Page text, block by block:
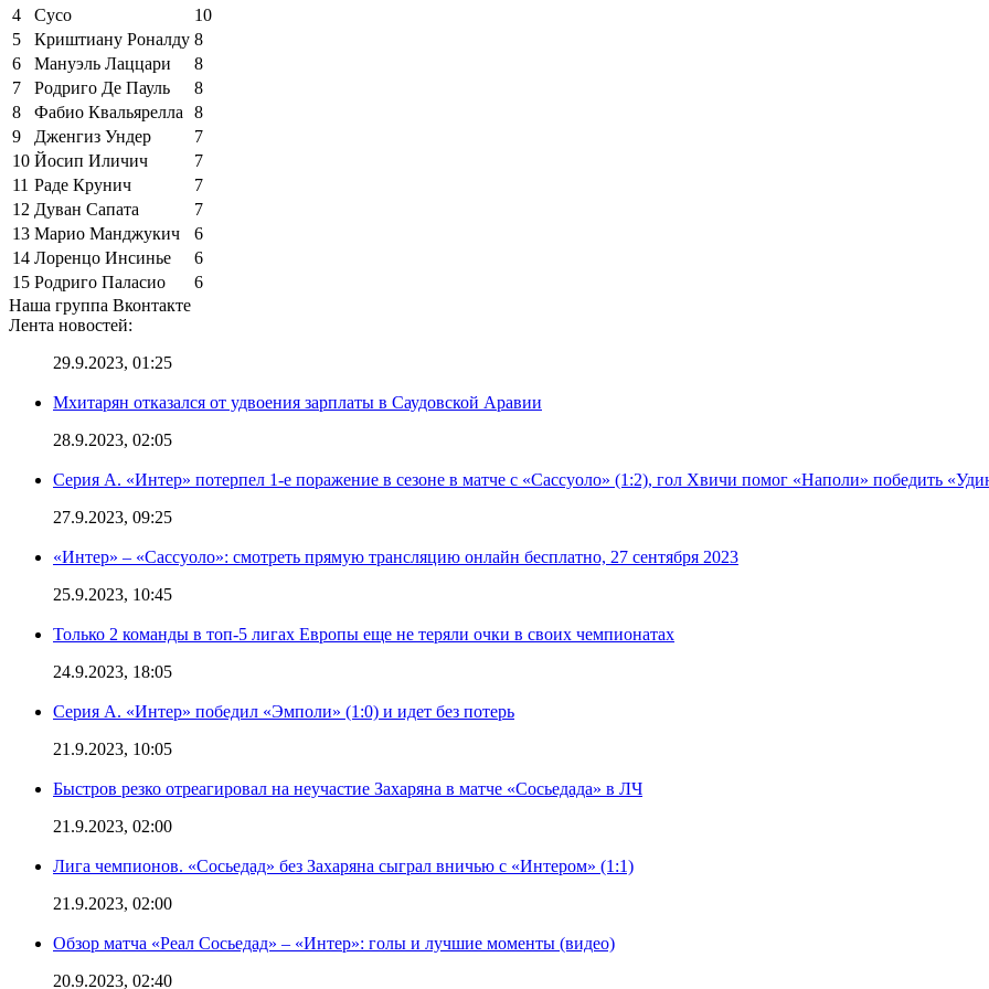
4
Сусо
10
5
Криштиану Роналду 8
6
Мануэль Лаццари
8
7
Родриго Де Пауль
8
8
Фабио Квальярелла
8
9
Дженгиз Ундер
7
10 Йосип Иличич
7
11 Раде Крунич
7
12 Дуван Сапата
7
13 Марио Манджукич
6
14 Лоренцо Инсинье
6
15 Родриго Паласио
6
Наша группа Вконтакте
Лента новостей:
29.9.2023, 01:25
Мхитарян отказался от удвоения зарплаты в Саудовской Аравии
28.9.2023, 02:05
Серия А. «Интер» потерпел 1-е поражение в сезоне в матче с «Сассуоло» (1:2), гол Хвичи помог «Наполи» победить
27.9.2023, 09:25
«Интер» – «Сассуоло»: смотреть прямую трансляцию онлайн бесплатно, 27 сентября 2023
25.9.2023, 10:45
Только 2 команды в топ-5 лигах Европы еще не теряли очки в своих чемпионатах
24.9.2023, 18:05
Серия А. «Интер» победил «Эмполи» (1:0) и идет без потерь
21.9.2023, 10:05
Быстров резко отреагировал на неучастие Захаряна в матче «Сосьедада» в ЛЧ
21.9.2023, 02:00
Лига чемпионов. «Сосьедад» без Захаряна сыграл вничью с «Интером» (1:1)
21.9.2023, 02:00
Обзор матча «Реал Сосьедад» – «Интер»: голы и лучшие моменты (видео)
20.9.2023, 02:40